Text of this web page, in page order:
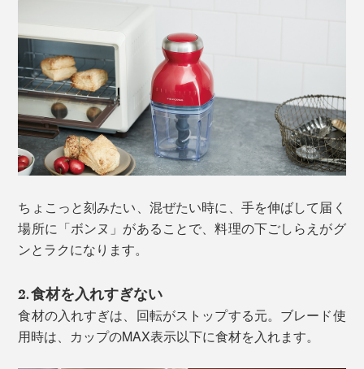
ちょこっと刻みたい、混ぜたい時に、手を伸ばして届く
場所に「ボンヌ」があることで、料理の下ごしらえがグ
ンとラクになります。
2. 食材を入れすぎない
食材の入れすぎは、回転がストップする元。ブレード使
用時は、カップのMAX表示以下に食材を入れます。